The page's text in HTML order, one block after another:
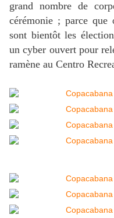
grand nombre de
cérémonie ; parce que
sont bientôt les
un cyber ouvert pour
ramène au Centro